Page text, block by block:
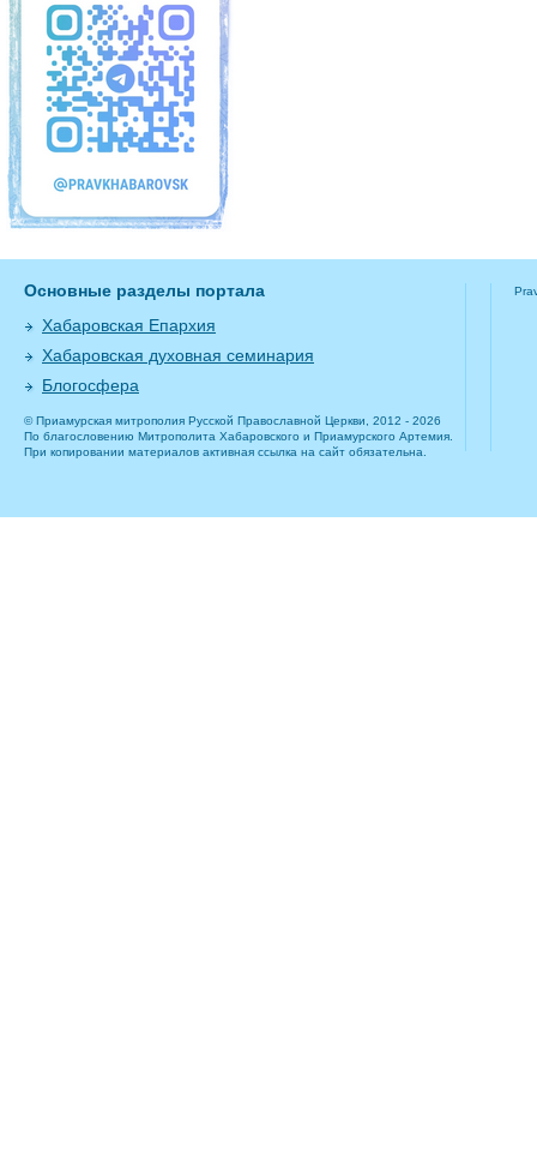
Основные разделы портала
Хабаровская Епархия
Хабаровская духовная семинария
Блогосфера
© Приамурская митрополия Русской Православной Церкви, 2012 - 2026
По благословению Митрополита Хабаровского и Приамурского Артемия.
При копировании материалов активная ссылка на сайт обязательна.